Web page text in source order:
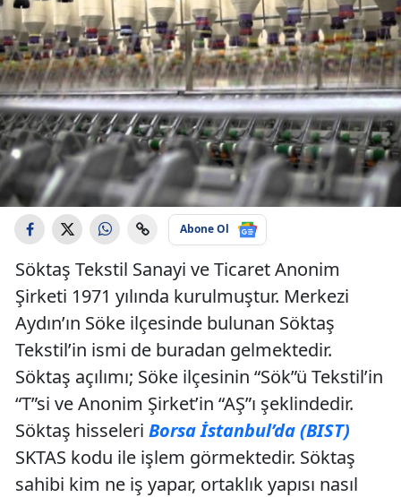
Abone Ol
Söktaş Tekstil Sanayi ve Ticaret Anonim
Şirketi 1971 yılında kurulmuştur. Merkezi
Aydın’ın Söke ilçesinde bulunan Söktaş
Tekstil’in ismi de buradan gelmektedir.
Söktaş açılımı; Söke ilçesinin “Sök”ü Tekstil’in
“T”si ve Anonim Şirket’in “AŞ”ı şeklindedir.
Söktaş hisseleri Borsa İstanbul’da (BIST)
SKTAS kodu ile işlem görmektedir. Söktaş
sahibi kim ne iş yapar, ortaklık yapısı nasıl